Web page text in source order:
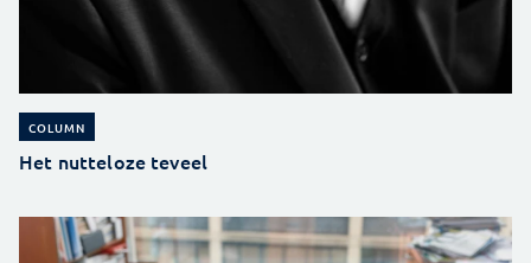
COLUMN
Het nutteloze teveel